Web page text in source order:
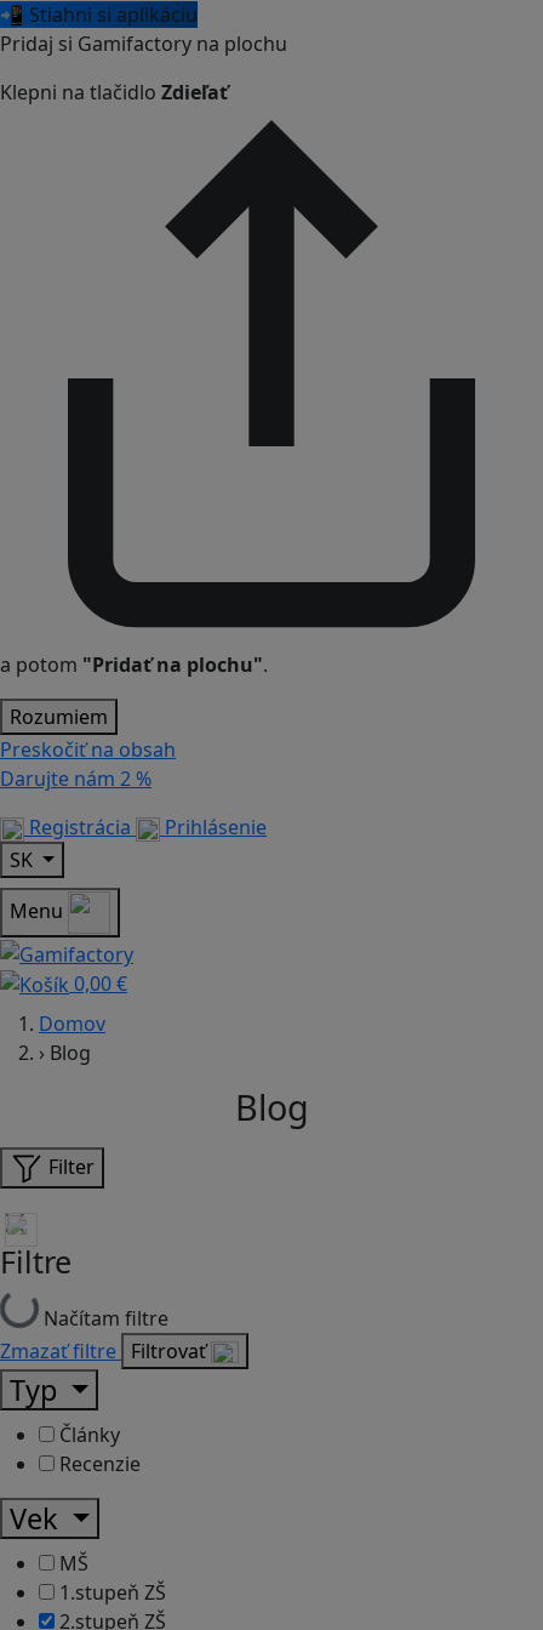
📲 Stiahni si aplikáciu
Pridaj si Gamifactory na plochu
Klepni na tlačidlo Zdieľať
a potom "Pridať na plochu".
Rozumiem
Preskočiť na obsah
Darujte nám 2 %
Registrácia
Prihlásenie
SK
Menu
0,00 €
Domov
› Blog
Blog
Filter
Filtre
Načítam filtre
Zmazať filtre Filtrovať
Typ
Články
Recenzie
Vek
MŠ
1.stupeň ZŠ
2.stupeň ZŠ